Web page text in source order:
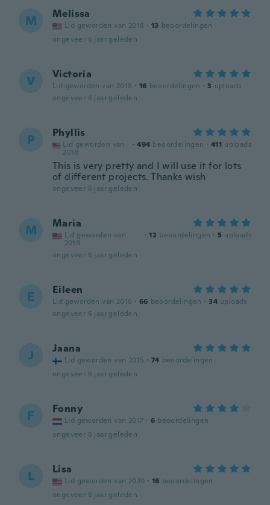
M Melissa
Lid geworden van 2018 · 13 beoordelingen
ongeveer 6 jaar geleden
V Victoria
Lid geworden van 2018 · 16 beoordelingen · 3 uploads
ongeveer 6 jaar geleden
P Phyllis
Lid geworden van
2018
· 494 beoordelingen · 411 uploads
This is very pretty and I will use it for lots
of different projects. Thanks wish
ongeveer 6 jaar geleden
M Maria
Lid geworden van
2019
· 12 beoordelingen · 5 uploads
ongeveer 6 jaar geleden
E Eileen
Lid geworden van 2016 · 66 beoordelingen · 34 uploads
ongeveer 6 jaar geleden
J Jaana
Lid geworden van 2015 · 74 beoordelingen
ongeveer 6 jaar geleden
F Fonny
Lid geworden van 2017 · 6 beoordelingen
ongeveer 6 jaar geleden
L Lisa
Lid geworden van 2020 · 16 beoordelingen
ongeveer 6 jaar geleden